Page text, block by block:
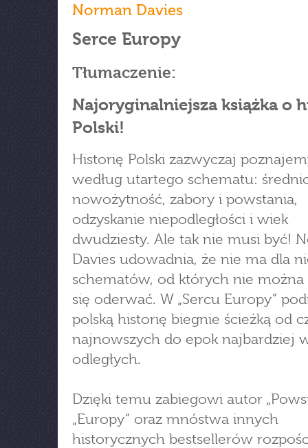
Norman Davies
Serce Europy
Tłumaczenie:
Najoryginalniejsza książka o
Polski!
Historię Polski zazwyczaj
według utartego schematu:
nowożytność, zabory i powstania,
odzyskanie niepodległości i wiek
dwudziesty. Ale tak nie musi być!
Davies udowadnia, że nie ma dla
schematów, od których nie można
się oderwać. W „Sercu Europy”
polską historię biegnie ścieżką od
najnowszych do epok najbardziej
odległych.
Dzięki temu zabiegowi autor
„Europy” oraz mnóstwa innych
historycznych bestsellerów